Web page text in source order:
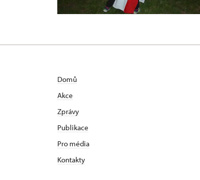
Domů
Akce
Zprávy
Publikace
Pro média
Kontakty